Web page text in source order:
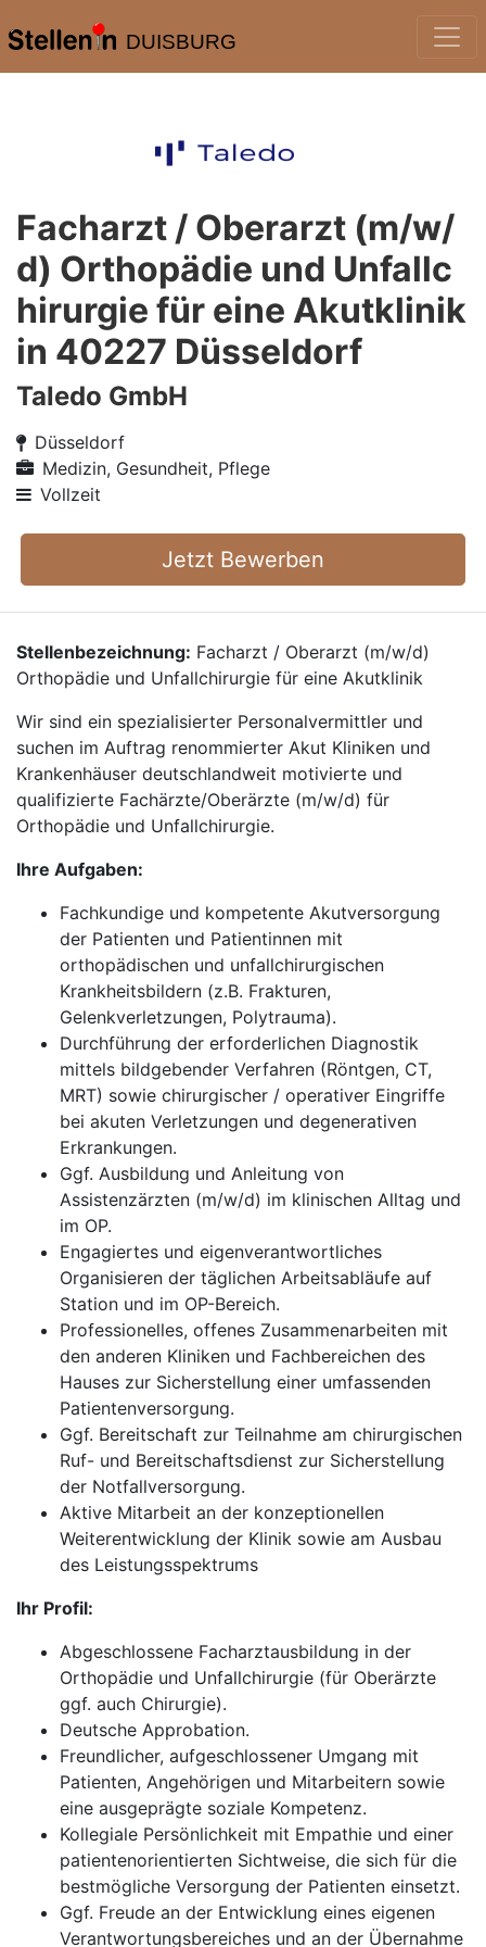
DUISBURG
Facharzt / Oberarzt (m/w/
d) Orthopädie und Unfallc
hirurgie für eine Akutklinik
in 40227 Düsseldorf
Taledo GmbH
Düsseldorf
Medizin, Gesundheit, Pflege
Vollzeit
Jetzt Bewerben
Stellenbezeichnung: Facharzt / Oberarzt (m/w/d)
Orthopädie und Unfallchirurgie für eine Akutklinik
Wir sind ein spezialisierter Personalvermittler und
suchen im Auftrag renommierter Akut Kliniken und
Krankenhäuser deutschlandweit motivierte und
qualifizierte Fachärzte/Oberärzte (m/w/d) für
Orthopädie und Unfallchirurgie.
Ihre Aufgaben:
Fachkundige und kompetente Akutversorgung
der Patienten und Patientinnen mit
orthopädischen und unfallchirurgischen
Krankheitsbildern (z.B. Frakturen,
Gelenkverletzungen, Polytrauma).
Durchführung der erforderlichen Diagnostik
mittels bildgebender Verfahren (Röntgen, CT,
MRT) sowie chirurgischer / operativer Eingriffe
bei akuten Verletzungen und degenerativen
Erkrankungen.
Ggf. Ausbildung und Anleitung von
Assistenzärzten (m/w/d) im klinischen Alltag und
im OP.
Engagiertes und eigenverantwortliches
Organisieren der täglichen Arbeitsabläufe auf
Station und im OP-Bereich.
Professionelles, offenes Zusammenarbeiten mit
den anderen Kliniken und Fachbereichen des
Hauses zur Sicherstellung einer umfassenden
Patientenversorgung.
Ggf. Bereitschaft zur Teilnahme am chirurgischen
Ruf- und Bereitschaftsdienst zur Sicherstellung
der Notfallversorgung.
Aktive Mitarbeit an der konzeptionellen
Weiterentwicklung der Klinik sowie am Ausbau
des Leistungsspektrums
Ihr Profil:
Abgeschlossene Facharztausbildung in der
Orthopädie und Unfallchirurgie (für Oberärzte
ggf. auch Chirurgie).
Deutsche Approbation.
Freundlicher, aufgeschlossener Umgang mit
Patienten, Angehörigen und Mitarbeitern sowie
eine ausgeprägte soziale Kompetenz.
Kollegiale Persönlichkeit mit Empathie und einer
patientenorientierten Sichtweise, die sich für die
bestmögliche Versorgung der Patienten einsetzt.
Ggf. Freude an der Entwicklung eines eigenen
Verantwortungsbereiches und an der Übernahme